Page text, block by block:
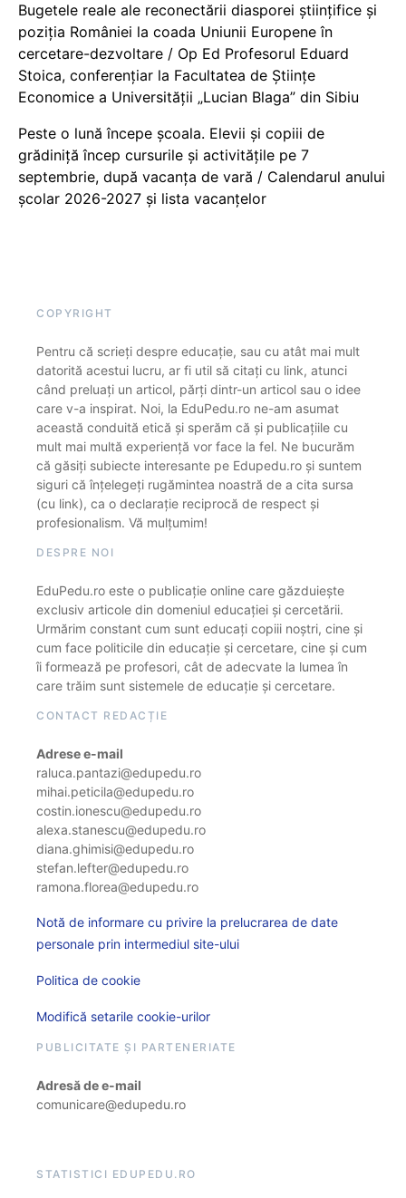
Bugetele reale ale reconectării diasporei științifice și
poziția României la coada Uniunii Europene în
cercetare-dezvoltare / Op Ed Profesorul Eduard
Stoica, conferențiar la Facultatea de Științe
Economice a Universității „Lucian Blaga” din Sibiu
Peste o lună începe școala. Elevii și copiii de
grădiniță încep cursurile și activitățile pe 7
septembrie, după vacanța de vară / Calendarul anului
școlar 2026-2027 și lista vacanțelor
COPYRIGHT
Pentru că scrieți despre educație, sau cu atât mai mult
datorită acestui lucru, ar fi util să citați cu link, atunci
când preluați un articol, părți dintr-un articol sau o idee
care v-a inspirat. Noi, la EduPedu.ro ne-am asumat
această conduită etică și sperăm că și publicațiile cu
mult mai multă experiență vor face la fel. Ne bucurăm
că găsiți subiecte interesante pe Edupedu.ro și suntem
siguri că înțelegeți rugămintea noastră de a cita sursa
(cu link), ca o declarație reciprocă de respect și
profesionalism. Vă mulțumim!
DESPRE NOI
EduPedu.ro este o publicație online care găzduiește
exclusiv articole din domeniul educației și cercetării.
Urmărim constant cum sunt educați copiii noștri, cine și
cum face politicile din educație și cercetare, cine și cum
îi formează pe profesori, cât de adecvate la lumea în
care trăim sunt sistemele de educație și cercetare.
CONTACT REDACȚIE
Adrese e-mail
raluca.pantazi@edupedu.ro
mihai.peticila@edupedu.ro
costin.ionescu@edupedu.ro
alexa.stanescu@edupedu.ro
diana.ghimisi@edupedu.ro
stefan.lefter@edupedu.ro
ramona.florea@edupedu.ro
Notă de informare cu privire la prelucrarea de date
personale prin intermediul site-ului
Politica de cookie
Modifică setarile cookie-urilor
PUBLICITATE ȘI PARTENERIATE
Adresă de e-mail
comunicare@edupedu.ro
STATISTICI EDUPEDU.RO